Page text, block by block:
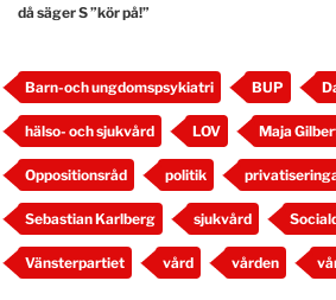
då säger S ”kör på!”
Barn-och ungdomspsykiatri BUP
hälso- och sjukvård LOV Maja
Oppositionsråd politik
Sebastian Karlberg sjukvård
Vänsterpartiet vård vården